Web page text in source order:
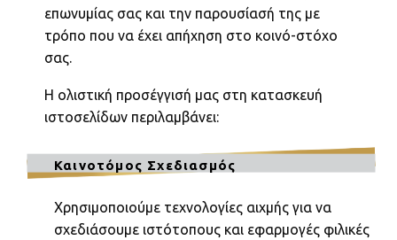
επωνυμίας σας και την παρουσίασή της με
τρόπο που να έχει απήχηση στο κοινό-στόχο
σας.
Η ολιστική προσέγγισή μας στη κατασκευή
ιστοσελίδων περιλαμβάνει:
Καινοτόμος Σχεδιασμός
Χρησιμοποιούμε τεχνολογίες αιχμής για να
σχεδιάσουμε ιστότοπους και εφαρμογές φιλικές